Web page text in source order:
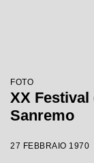
FOTO
XX Festival
Sanremo
27 FEBBRAIO 1970